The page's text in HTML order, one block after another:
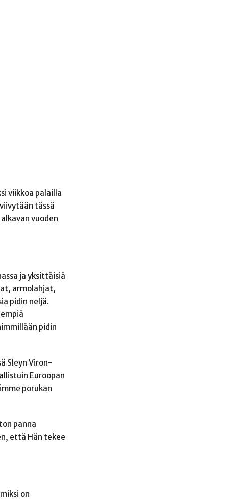
viikkoa palailla
tässä
vuoden
ja yksittäisiä
armolahjat,
pidin neljä.
pidin
Sleyn Viron-
Euroopan
porukan
panna
että Hän tekee
on